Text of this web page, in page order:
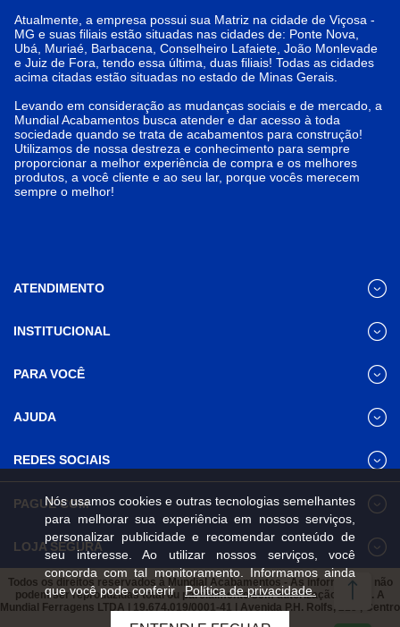
Atualmente, a empresa possui sua Matriz na cidade de Viçosa -
MG e suas filiais estão situadas nas cidades de: Ponte Nova,
Ubá, Muriaé, Barbacena, Conselheiro Lafaiete, João Monlevade
e Juiz de Fora, tendo essa última, duas filiais! Todas as cidades
acima citadas estão situadas no estado de Minas Gerais.
Levando em consideração as mudanças sociais e de mercado, a
Mundial Acabamentos busca atender e dar acesso à toda
sociedade quando se trata de acabamentos para construção!
Utilizamos de nossa destreza e conhecimento para sempre
proporcionar a melhor experiência de compra e os melhores
produtos, a você cliente e ao seu lar, porque vocês merecem
sempre o melhor!
ATENDIMENTO
Sábado das 8h às 12h
(31) 3611-8200 Loja Física
INSTITUCIONAL
Nossas Lojas
Programa de
Relacionamento
Trabalhe Conosco
PARA VOCÊ
Minha conta
Revistas
AJUDA
Dúvidas
Frequentes
Frete e Entrega
Trocas e
Devoluções
Política de
Privacidade e
Segurança
REDES SOCIAIS
PAGUE COM
LOJA SEGURA
Todos os direitos reservados à Mundial Acabamentos - As informações não
podem ser reproduzidas total ou parcialmente sem autorização prévia. A
Mundial Ferragens LTDA | 19.674.019/0001-41 | Avenida P.H. Rolfs, 215 , Centro
Nós usamos cookies e outras tecnologias semelhantes
para melhorar sua experiência em nossos serviços,
personalizar publicidade e recomendar conteúdo de
seu interesse. Ao utilizar nossos serviços, você
concorda com tal monitoramento. Informamos ainda
que você pode conferir Política de privacidade.